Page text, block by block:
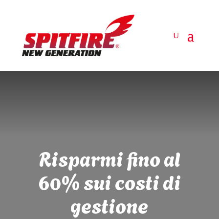
Risparmi fino al
60% sui costi di
gestione